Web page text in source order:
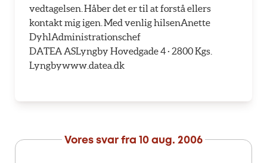
vedtagelsen. Håber det er til at forstå ellers
kontakt mig igen. Med venlig hilsenAnette
DyhlAdministrationschef
DATEA ASLyngby Hovedgade 4 · 2800 Kgs.
Lyngbywww.datea.dk
Vores svar fra 10 aug. 2006